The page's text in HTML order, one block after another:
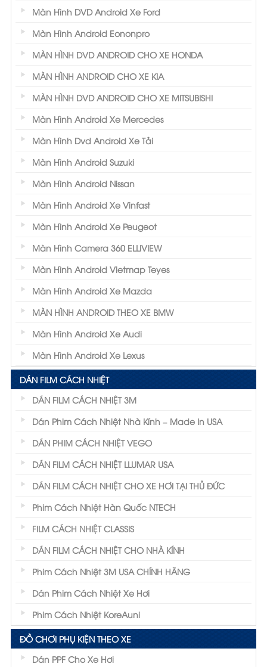
Màn Hình DVD Android Xe Ford
Màn Hình Android Eononpro
MÀN HÌNH DVD ANDROID CHO XE HONDA
MÀN HÌNH ANDROID CHO XE KIA
MÀN HÌNH DVD ANDROID CHO XE MITSUBISHI
Màn Hình Android Xe Mercedes
Màn Hình Dvd Android Xe Tải
Màn Hình Android Suzuki
Màn Hình Android Nissan
Màn Hình Android Xe Vinfast
Màn Hình Android Xe Peugeot
Màn Hình Camera 360 ELLIVIEW
Màn Hình Android Vietmap Teyes
Màn Hình Android Xe Mazda
MÀN HÌNH ANDROID THEO XE BMW
Màn Hình Android Xe Audi
Màn Hình Android Xe Lexus
DÁN FILM CÁCH NHIỆT
DÁN FILM CÁCH NHIỆT 3M
Dán Phim Cách Nhiệt Nhà Kính – Made In USA
DÁN PHIM CÁCH NHIỆT VEGO
DÁN FILM CÁCH NHIỆT LLUMAR USA
DÁN FILM CÁCH NHIỆT CHO XE HƠI TẠI THỦ ĐỨC
Phim Cách Nhiệt Hàn Quốc NTECH
FILM CÁCH NHIỆT CLASSIS
DÁN FILM CÁCH NHIỆT CHO NHÀ KÍNH
Phim Cách Nhiệt 3M USA CHÍNH HÃNG
Dán Phim Cách Nhiệt Xe Hơi
Phim Cách Nhiệt KoreAuni
ĐỒ CHƠI PHỤ KIỆN THEO XE
Dán PPF Cho Xe Hơi